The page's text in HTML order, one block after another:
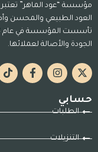
مؤسسة “عود الماهر”
العود الطبيعي والمحسن
الجودة والأصالة لعملائها.
حسابي
الطلبات
التنزيلات